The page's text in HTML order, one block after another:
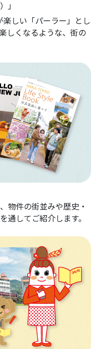
」
しい「パーラー」とし
しくなるような、街の
物件の街並みや歴史・
通してご紹介します。